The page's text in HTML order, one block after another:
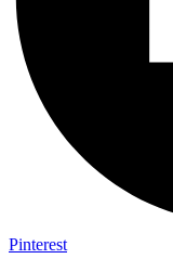
Pinterest